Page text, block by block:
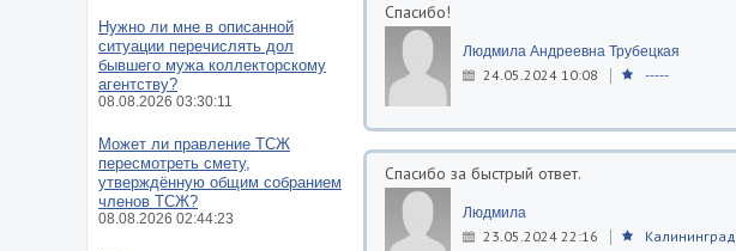
Спасибо!
Людмила Андреевна Трубецкая
24.05.2024 10:08 -----
Спасибо за быстрый ответ.
Людмила
23.05.2024 22:16 Калининград
Нужно ли мне в описанной
ситуации перечислять дол
бывшего мужа коллекторскому
агентству?
08.08.2026 03:30:11
Может ли правление ТСЖ
пересмотреть смету,
утверждённую общим собранием
членов ТСЖ?
08.08.2026 02:44:23